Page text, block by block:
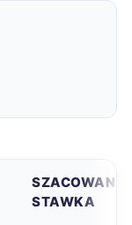
SZACOWANA
STAWKA